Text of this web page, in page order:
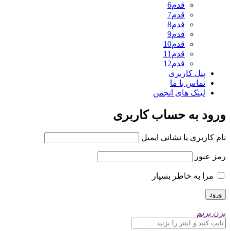
قدم6
قدم7
قدم8
قدم9
قدم10
قدم11
قدم12
پنل کاربری
تماس با ما
لینک های انجمن
ورود به حساب کاربری
نام کاربری یا نشانی ایمیل
رمز عبور
مرا به خاطر بسپار
بزن بریم